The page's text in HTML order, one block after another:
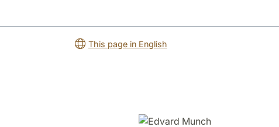
This page in English